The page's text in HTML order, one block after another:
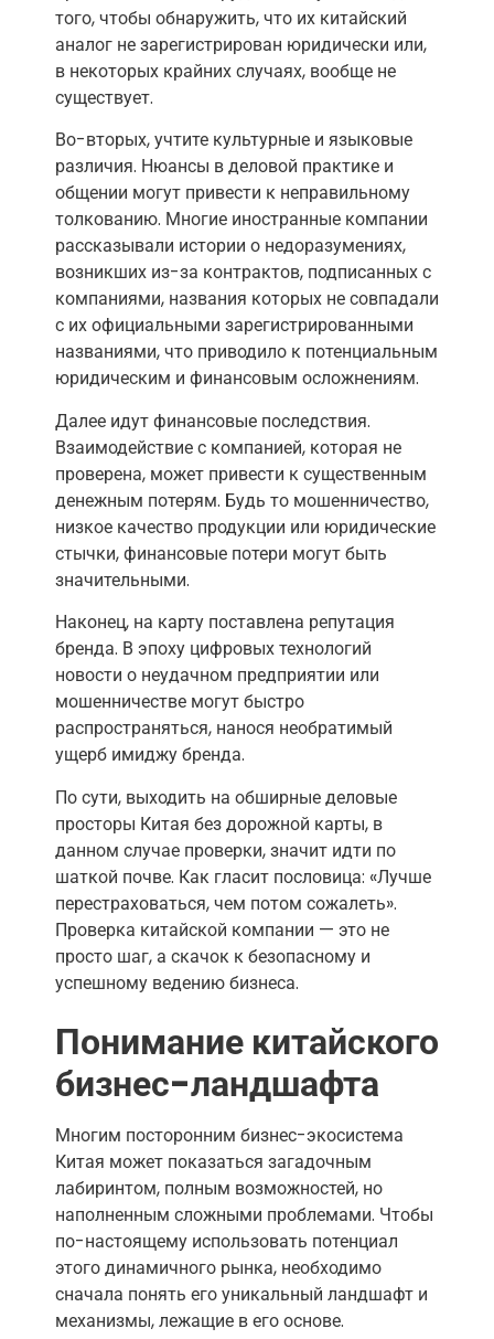
того, чтобы обнаружить, что их китайский
аналог не зарегистрирован юридически или,
в некоторых крайних случаях, вообще не
существует.
Во-вторых, учтите культурные и языковые
различия. Нюансы в деловой практике и
общении могут привести к неправильному
толкованию. Многие иностранные компании
рассказывали истории о недоразумениях,
возникших из-за контрактов, подписанных с
компаниями, названия которых не совпадали
с их официальными зарегистрированными
названиями, что приводило к потенциальным
юридическим и финансовым осложнениям.
Далее идут финансовые последствия.
Взаимодействие с компанией, которая не
проверена, может привести к существенным
денежным потерям. Будь то мошенничество,
низкое качество продукции или юридические
стычки, финансовые потери могут быть
значительными.
Наконец, на карту поставлена репутация
бренда. В эпоху цифровых технологий
новости о неудачном предприятии или
мошенничестве могут быстро
распространяться, нанося необратимый
ущерб имиджу бренда.
По сути, выходить на обширные деловые
просторы Китая без дорожной карты, в
данном случае проверки, значит идти по
шаткой почве. Как гласит пословица: «Лучше
перестраховаться, чем потом сожалеть».
Проверка китайской компании — это не
просто шаг, а скачок к безопасному и
успешному ведению бизнеса.
Понимание китайского
бизнес-ландшафта
Многим посторонним бизнес-экосистема
Китая может показаться загадочным
лабиринтом, полным возможностей, но
наполненным сложными проблемами. Чтобы
по-настоящему использовать потенциал
этого динамичного рынка, необходимо
сначала понять его уникальный ландшафт и
механизмы, лежащие в его основе.